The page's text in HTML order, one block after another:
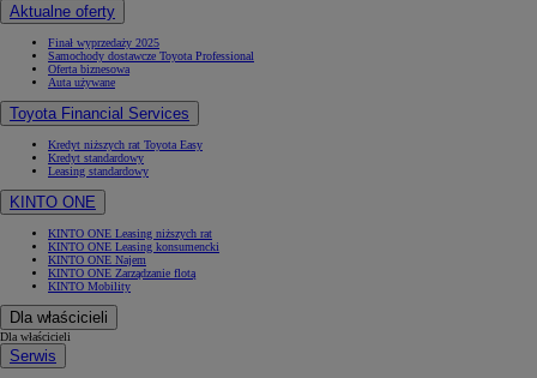
Aktualne oferty
Finał wyprzedaży 2025
Samochody dostawcze Toyota Professional
Oferta biznesowa
Auta używane
Toyota Financial Services
Kredyt niższych rat Toyota Easy
Kredyt standardowy
Leasing standardowy
KINTO ONE
KINTO ONE Leasing niższych rat
KINTO ONE Leasing konsumencki
KINTO ONE Najem
KINTO ONE Zarządzanie flotą
KINTO Mobility
Dla właścicieli
Dla właścicieli
Serwis